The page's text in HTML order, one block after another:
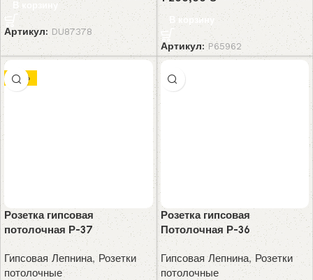
В корзину
Артикул: DU87378
В корзину
Артикул:P65962
-10%
Розетка гипсовая
потолочная Р-37
Гипсовая Лепнина,Розетки
потолочные
Розетка гипсовая
Потолочная Р-36
Гипсовая Лепнина, Розетки
потолочные